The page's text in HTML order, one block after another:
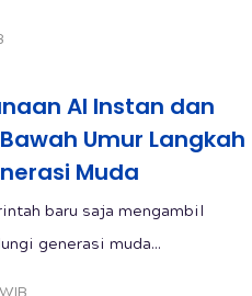
AI Instan dan
Umur Langkah
Muda
baru saja mengambil
generasi muda...